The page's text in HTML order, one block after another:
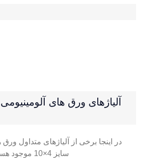
در اینجا برخی از آلیاژهای متداول
سایز 4×10 موجود هستند، آورده شده است: